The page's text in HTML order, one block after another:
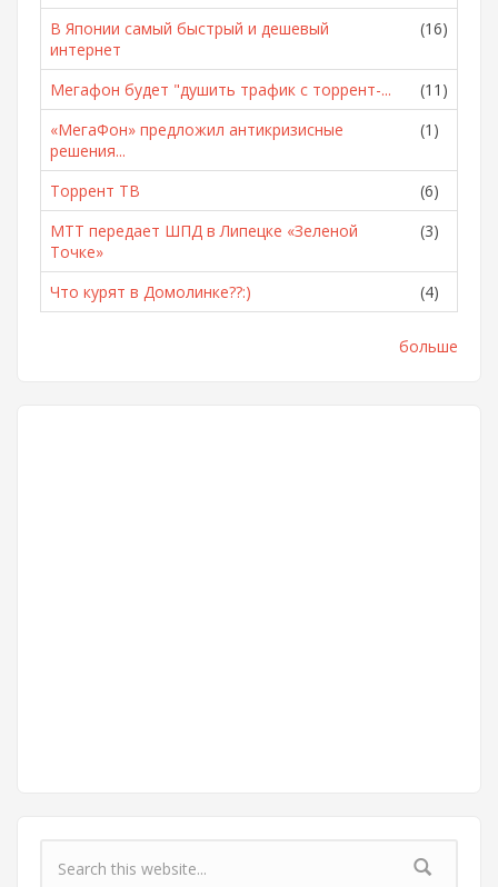
В Японии самый быстрый и дешевый
интернет
(16)
Мегафон будет "душить трафик с торрент-...
(11)
«МегаФон» предложил антикризисные
решения...
(1)
Торрент ТВ
(6)
МТТ передает ШПД в Липецке «Зеленой
Точке»
(3)
Что курят в Домолинке??:) (4)
больше
Форма поиска